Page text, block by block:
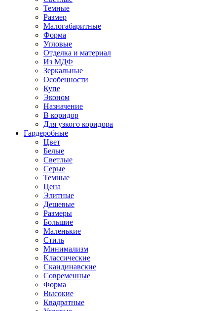
Темные
Размер
Малогабаритные
Форма
Угловые
Отделка и материал
Из МДФ
Зеркальные
Особенности
Купе
Эконом
Назначение
В коридор
Для узкого коридора
Гардеробные
Цвет
Белые
Светлые
Серые
Темные
Цена
Элитные
Дешевые
Размеры
Большие
Маленькие
Стиль
Минимализм
Классические
Скандинавские
Современные
Форма
Высокие
Квадратные